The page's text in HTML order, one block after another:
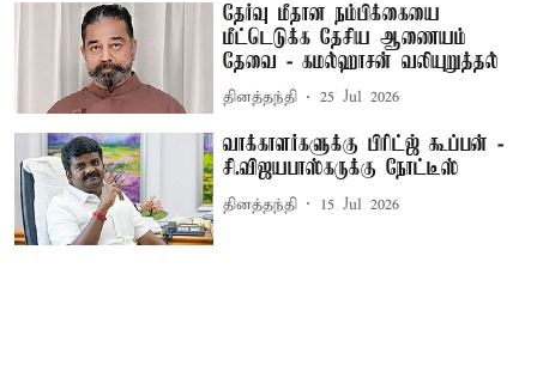
தேர்வு மீதான நம்பிக்கையை
மீட்டெடுக்க தேசிய ஆணையம்
தேவை - கமல்ஹாசன் வலியுறுத்தல்
தினத்தந்தி 25 Jul 2026
வாக்காளர்களுக்கு பிரிட்ஜ் கூப்பன் -
சி.விஜயபாஸ்கருக்கு நோட்டீஸ்
தினத்தந்தி 15 Jul 2026